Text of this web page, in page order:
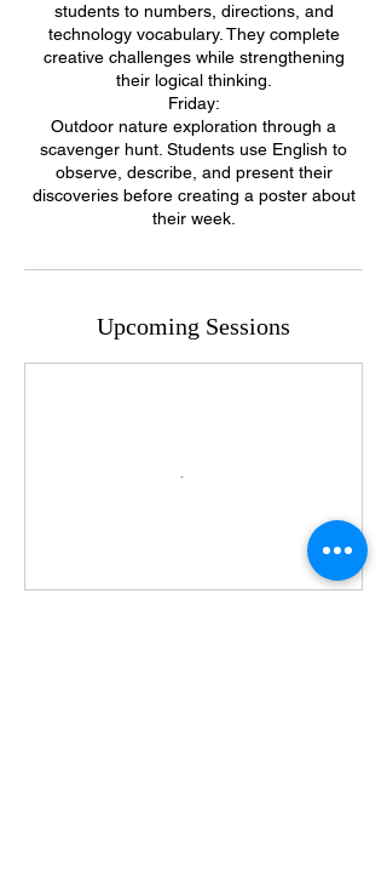
students to numbers, directions, and
technology vocabulary. They complete
creative challenges while strengthening
their logical thinking.
Friday:
Outdoor nature exploration through a
scavenger hunt. Students use English to
observe, describe, and present their
discoveries before creating a poster about
their week.
Upcoming Sessions